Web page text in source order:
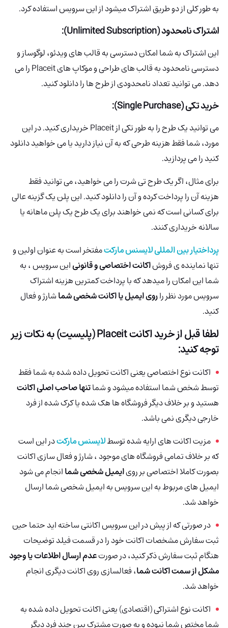
به طور کلی از دو طریق اشتراک میشود از این سرویس استفاده کرد.
اشتراک نامحدود (Unlimited Subscription):
این اشتراک به شما امکان دسترسی به قالب های ویدئو، لوگوساز و
دسترسی نامحدود به قالب های طراحی و موکاپ های Placeit را می
دهد. می توانید تعداد نامحدودی از طرح ها را دانلود کنید.
خرید تکی (Single Purchase):
می توانید یک طرح را به طور تکی از Placeit خریداری کنید. در این
مورد، شما فقط هزینه طرحی که به آن نیاز دارید یا می خواهید دانلود
کنید را می پردازید.
برای مثال، اگر یک طرح تی شرت را می خواهید، می توانید فقط
هزینه آن را پرداخت کرده و آن را دانلود کنید. این پلن یک گزینه عالی
برای کسانی است که نمی خواهند برای یک طرح یک پلن ماهانه یا
سالانه خریداری کنند.
پرداختیار بین المللی لایسنس مارکتمفتخر است به عنوان اولین و
تنها نماینده ی فروشاکانت اختصاصی و قانونیاین سرویس ، به
شما این امکان را میدهد که با پرداخت کمترین هزینه اشتراک
سرویس مورد نظر راروی ایمیل یا اکانت شخصی شماشارژ و فعال
کنید.
لطفا قبل از خرید اکانتPlaceit (پلیسیت)
به نکات زیر
توجه کنید:
اکانت نوع اختصاصی یعنی اکانت تحویل داده شده به شما فقط
توسط شخص شما استفاده میشود و شماتنها صاحب اصلی اکانت
هستید و بر خلاف دیگر فروشگاه ها هک شده یا کرک شده از فرد
خارجی دیگری نمی باشد.
مزیت اکانت های ارایه شده توسطلایسنس مارکتدر این است
که بر خلاف تمامی فروشگاه های موجود ، شارژ و فعال سازی اکانت
بصورت کاملا اختصاصی بر رویایمیل شخصی شماانجام می شود
ایمیل های مربوط به این سرویس به ایمیل شخصی شما ارسال
خواهد شد.
در صورتی که از پیش در این سرویس اکانتی ساخته اید حتما حین
ثبت سفارش مشخصات اکانت خود را در قسمت فیلد توضیحات
هنگام ثبت سفارش ذکر کنید، در صورتعدم ارسال اطلاعات یا وجود
مشکل از سمت اکانت شما، فعالسازی روی اکانت دیگری انجام
خواهد شد.
اکانت نوع اشتراکی (اقتصادی) یعنی اکانت تحویل داده شده به
شما مختص شما نبوده و به صورت مشترک بین چند فرد دیگر